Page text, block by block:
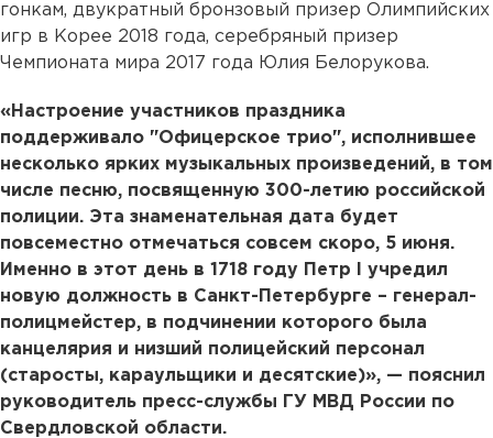
гонкам, двукратный бронзовый призер Олимпийских
игр в Корее 2018 года, серебряный призер
Чемпионата мира 2017 года Юлия Белорукова.
«Настроение участников праздника
поддерживало "Офицерское трио", исполнившее
несколько ярких музыкальных произведений, в том
числе песню, посвященную 300-летию российской
полиции. Эта знаменательная дата будет
повсеместно отмечаться совсем скоро, 5 июня.
Именно в этот день в 1718 году Петр I учредил
новую должность в Санкт-Петербурге – генерал-
полицмейстер, в подчинении которого была
канцелярия и низший полицейский персонал
(старосты, караульщики и десятские)», — пояснил
руководитель пресс-службы ГУ МВД России по
Свердловской области.